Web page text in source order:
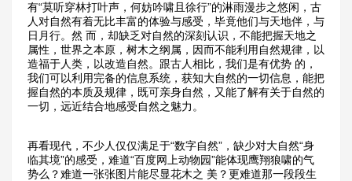
有“莫听穿林打叶声，何妨吟啸且徐行”的淋雨漫步之悠闲，古
人对自然有着无比丰富的体验与感受，毕竟他们与天地伴，与
日月行。然 而，却缺乏对自然的深刻认识，不能把握天地之
属性，世界之本原，树木之纲属，因而不能利用自然规律，以
造福于人类，以改造自然。跟古人相比，我们是有优势 的，
我们可以利用完备的信息系统，获知大自然的一切信息，能把
握自然的本质及规律，既可亲身自然，又能了解有关于自然的
一切，远近结合地感受自然之魅力。
再看现代，不少人仅仅满足于“数字自然”，缺少对大自然“身
临其境”的感受，难道“百度网上动物园”能体现鹰翔狼啸的气
势么？难道一张张图片能尽显花木之 美？更难道那一段段生